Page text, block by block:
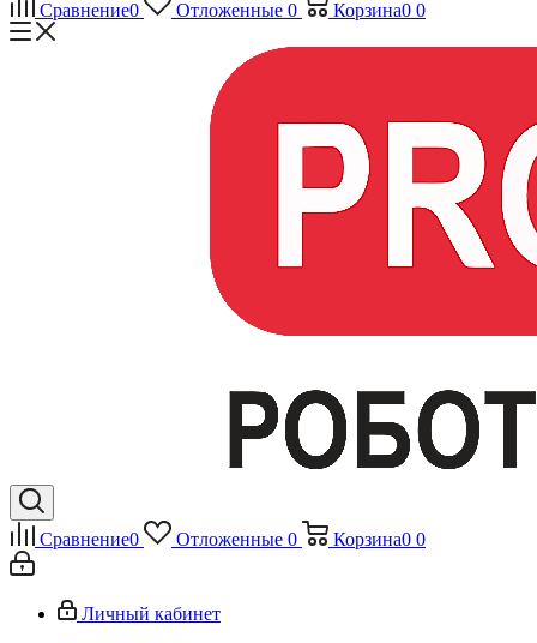
Сравнение0 Отложенные 0 Корзина0 0
Сравнение0 Отложенные 0 Корзина0 0
Личный кабинет